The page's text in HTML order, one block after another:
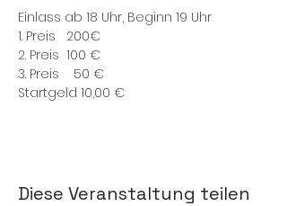
Einlass ab 18 Uhr, Beginn 19 Uhr
1. Preis   200€
2. Preis  100 €
3. Preis    50 €
Startgeld 10,00 €
Diese Veranstaltung teilen